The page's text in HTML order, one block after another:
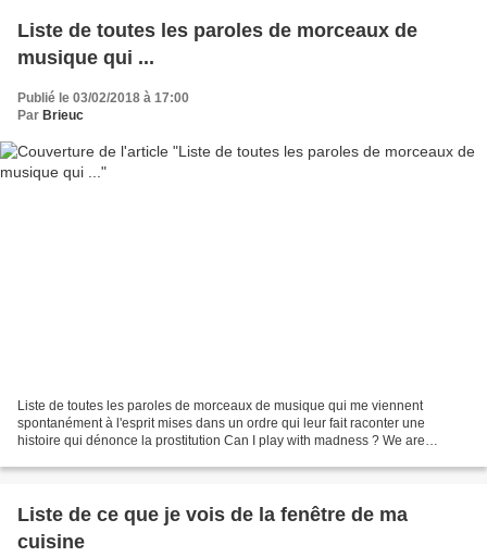
Liste de toutes les paroles de morceaux de
musique qui ...
Publié le 03/02/2018 à 17:00
Par Brieuc
Liste de toutes les paroles de morceaux de musique qui me viennent
spontanément à l'esprit mises dans un ordre qui leur fait raconter une
histoire qui dénonce la prostitution Can I play with madness ? We are
Liste de ce que je vois de la fenêtre de ma
cuisine